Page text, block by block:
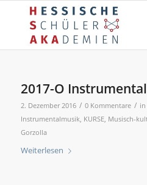
2017-O
2. Dezember 2016 / 0 Kommentare / in
Instrumentalmusik, KURSE, Musisch-
Gorzolla
Weiterlesen